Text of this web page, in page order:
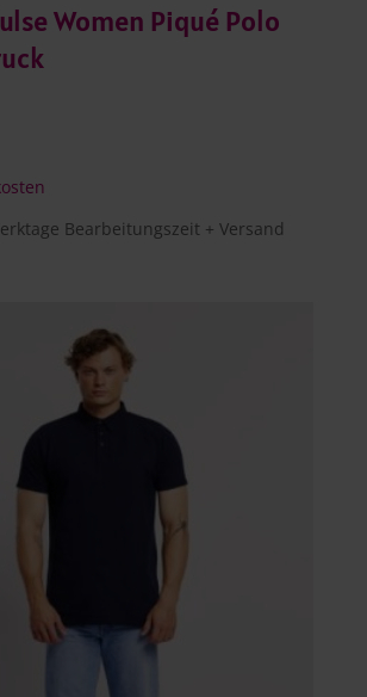
Women Piqué Polo
Bearbeitungszeit + Versand